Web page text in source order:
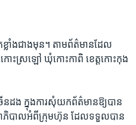
ខ្លាំង​ជាង​មុន។ តាម​ព័ត៌មាន​ដែល​
ះស្រឡៅ ​ឃុំកោះកាពិ ​ខេត្ត​កោះកុង​
ើន​ដង​ ក្នុង​ការ​សុំ​យក​ព័ត៌មាន​ឱ្យ​បាន​
ាភិបាល​អំពី​ក្រុមហ៊ុន​ ដែល​ទទួល​បាន​